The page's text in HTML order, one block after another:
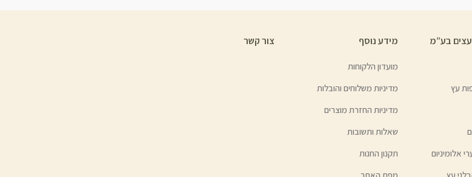
בע”מ
עץ
אלומיניום
מידע נוסף
מועדון הלקוחות
מדיניות משלוחים והובלות
מדיניות החזרת מוצרים
שאלות ותשובות
תקנון החנות
צור קשר